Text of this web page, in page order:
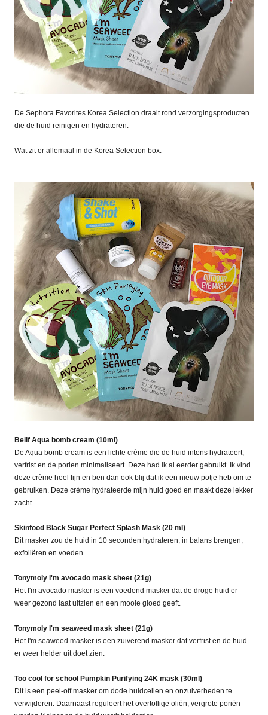
De Sephora Favorites Korea Selection draait rond verzorgingsproducten
die de huid reinigen en hydrateren.
Wat zit er allemaal in de Korea Selection box:
Belif Aqua bomb cream (10ml)
De Aqua bomb cream is een lichte crème die de huid intens hydrateert,
verfrist en de porien minimaliseert. Deze had ik al eerder gebruikt. Ik vind
deze crème heel fijn en ben dan ook blij dat ik een nieuw potje heb om te
gebruiken. Deze crème hydrateerde mijn huid goed en maakt deze lekker
zacht.
Skinfood Black Sugar Perfect Splash Mask (20 ml)
Dit masker zou de huid in 10 seconden hydrateren, in balans brengen,
exfoliëren en voeden.
Tonymoly I'm avocado mask sheet (21g)
Het I'm avocado masker is een voedend masker dat de droge huid er
weer gezond laat uitzien en een mooie gloed geeft.
Tonymoly I'm seaweed mask sheet (21g)
Het I'm seaweed masker is een zuiverend masker dat verfrist en de huid
er weer helder uit doet zien.
Too cool for school Pumpkin Purifying 24K mask (30ml)
Dit is een peel-off masker om dode huidcellen en onzuiverheden te
verwijderen. Daarnaast reguleert het overtollige oliën, vergrote poriën